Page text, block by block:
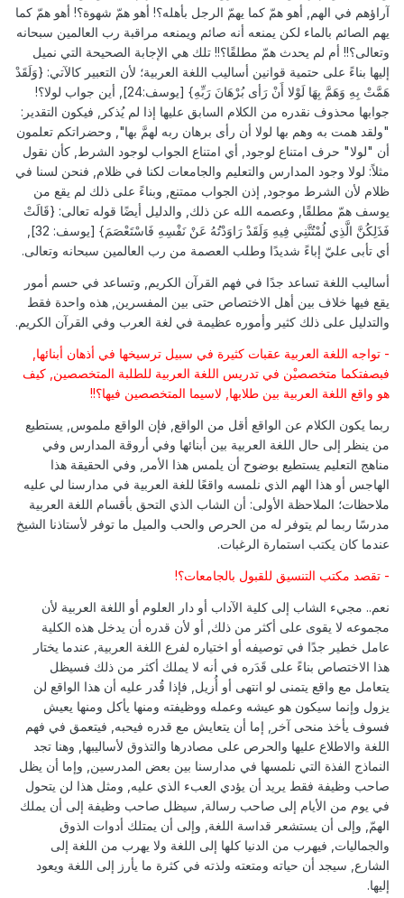
آراؤهم في الهم, أهو همّ كما يهمّ الرجل بأهله؟! أهو همّ شهوة؟! أهو همّ كما
يهم الصائم بالماء لكن يمنعه أنه صائم ويمنعه مراقبة رب العالمين سبحانه
وتعالى؟!! أم لم يحدث همّ مطلقًا؟!! تلك هي الإجابة الصحيحة التي نميل
إليها بناءً على حتمية قوانين أساليب اللغة العربية؛ لأن التعبير كالآتي: {وَلَقَدْ
هَمَّتْ بِهِ وَهَمَّ بِهَا لَوْلا أَنْ رَأى بُرْهَانَ رَبِّهِ} [يوسف:24], أين جواب لولا؟!
جوابها محذوف نقدره من الكلام السابق عليها إذا لم يُذكر, فيكون التقدير:
"ولقد همت به وهم بها لولا أن رأى برهان ربه لهمَّ بها", وحضراتكم تعلمون
أن "لولا" حرف امتناع لوجود, أي امتناع الجواب لوجود الشرط, كأن نقول
مثلاً: لولا وجود المدارس والتعليم والجامعات لكنا في ظلام, فنحن لسنا في
ظلام لأن الشرط موجود, إذن الجواب ممتنع, وبناءً على ذلك لم يقع من
يوسف همّ مطلقًا, وعصمه الله عن ذلك, والدليل أيضًا قوله تعالى: {قَالَتْ
فَذَلِكُنَّ الَّذِي لُمْتُنَّنِي فِيهِ وَلَقَدْ رَاوَدْتُهُ عَنْ نَفْسِهِ فَاسْتَعْصَمَ} [يوسف: 32],
أي تأبى عليّ إباءً شديدًا وطلب العصمة من رب العالمين سبحانه وتعالى.
أساليب اللغة تساعد جدًا في فهم القرآن الكريم, وتساعد في حسم أمور
يقع فيها خلاف بين أهل الاختصاص حتى بين المفسرين, هذه واحدة فقط
والتدليل على ذلك كثير وأموره عظيمة في لغة العرب وفي القرآن الكريم.
- تواجه اللغة العربية عقبات كثيرة في سبيل ترسيخها في أذهان أبنائها,
فبصفتكما متخصصيْن في تدريس اللغة العربية للطلبة المتخصصين, كيف
هو واقع اللغة العربية بين طلابها, لاسيما المتخصصين فيها؟!!
ربما يكون الكلام عن الواقع أقل من الواقع, فإن الواقع ملموس, يستطيع
من ينظر إلى حال اللغة العربية بين أبنائها وفي أروقة المدارس وفي
مناهج التعليم يستطيع بوضوح أن يلمس هذا الأمر, وفي الحقيقة هذا
الهاجس أو هذا الهم الذي نلمسه واقعًا للغة العربية في مدارسنا لي عليه
ملاحظات؛ الملاحظة الأولى: أن الشاب الذي التحق بأقسام اللغة العربية
مدرسًا ربما لم يتوفر له من الحرص والحب والميل ما توفر لأستاذنا الشيخ
عندما كان يكتب استمارة الرغبات.
- تقصد مكتب التنسيق للقبول بالجامعات؟!
نعم.. مجيء الشاب إلى كلية الآداب أو دار العلوم أو اللغة العربية لأن
مجموعه لا يقوى على أكثر من ذلك, أو لأن قدره أن يدخل هذه الكلية
عامل خطير جدًا في توصيفه أو اختياره لفرع اللغة العربية, عندما يختار
هذا الاختصاص بناءً على قَدَره في أنه لا يملك أكثر من ذلك فسيظل
يتعامل مع واقع يتمنى لو انتهى أو أُزيل, فإذا قُدر عليه أن هذا الواقع لن
يزول وإنما سيكون هو عيشه وعمله ووظيفته ومنها يأكل ومنها يعيش
فسوف يأخذ منحى آخر, إما أن يتعايش مع قدره فيحبه, فيتعمق في فهم
اللغة والاطلاع عليها والحرص على مصادرها والتذوق لأساليبها, وهنا تجد
النماذج الفذة التي نلمسها في مدارسنا بين بعض المدرسين, وإما أن يظل
صاحب وظيفة فقط يريد أن يؤدي العبء الذي عليه, ومثل هذا لن يتحول
في يوم من الأيام إلى صاحب رسالة, سيظل صاحب وظيفة إلى أن يملك
الهمّ, وإلى أن يستشعر قداسة اللغة, وإلى أن يمتلك أدوات الذوق
والجماليات, فيهرب من الدنيا كلها إلى اللغة ولا يهرب من اللغة إلى
الشارع, سيجد أن حياته ومتعته ولذته في كثرة ما يأرز إلى اللغة ويعود
إليها.